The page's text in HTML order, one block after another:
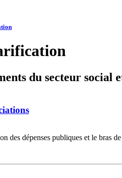
du secteur social
des dépenses publiques et le bras